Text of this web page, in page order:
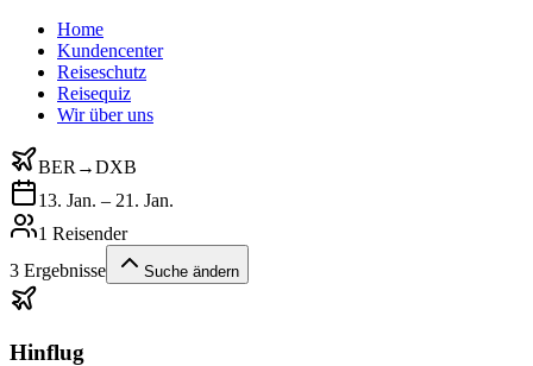
Home
Kundencenter
Reiseschutz
Reisequiz
Wir über uns
BER →DXB
13. Jan. – 21. Jan.
1 Reisender
3 Ergebnisse Suche ändern
Hinflug